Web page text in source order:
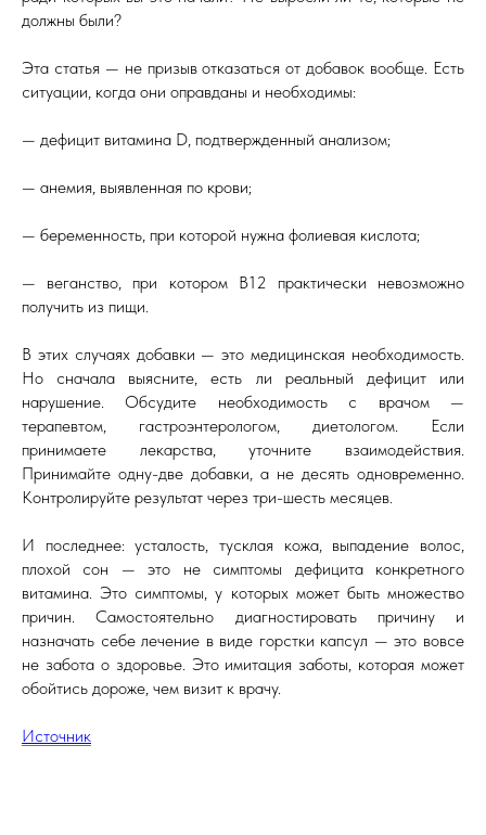
должны были?
Эта статья — не призыв отказаться от добавок вообще. Есть
ситуации, когда они оправданы и необходимы:
— дефицит витамина D, подтвержденный анализом;
— анемия, выявленная по крови;
— беременность, при которой нужна фолиевая кислота;
— веганство, при котором B12 практически невозможно
получить из пищи.
В этих случаях добавки — это медицинская необходимость.
Но сначала выясните, есть ли реальный дефицит или
нарушение. Обсудите необходимость с врачом —
терапевтом, гастроэнтерологом, диетологом. Если
принимаете лекарства, уточните взаимодействия.
Принимайте одну-две добавки, а не десять одновременно.
Контролируйте результат через три-шесть месяцев.
И последнее: усталость, тусклая кожа, выпадение волос,
плохой сон — это не симптомы дефицита конкретного
витамина. Это симптомы, у которых может быть множество
причин. Самостоятельно диагностировать причину и
назначать себе лечение в виде горстки капсул — это вовсе
не забота о здоровье. Это имитация заботы, которая может
обойтись дороже, чем визит к врачу.
Источник